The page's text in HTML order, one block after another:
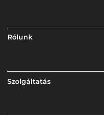
Rólunk
Szolgáltatás